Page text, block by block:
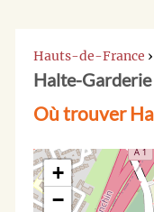
Hauts-de-France ›
Halte-
Où trouver
+
−